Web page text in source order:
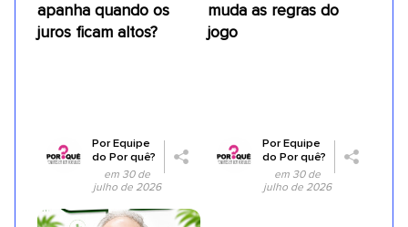
apanha quando os
juros ficam altos?
PorEquipe
do Por quê?
em 30 de
julho de 2026
muda as regras do
jogo
PorEquipe
do Por quê?
em 30 de
julho de 2026